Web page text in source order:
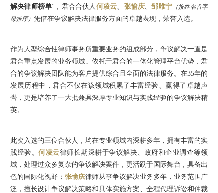
解决律师榜单”，君合合伙人 何凌云、 张愉庆、邹唯宁 （按姓名首字
母排序） 凭借在争议解决法律服务方面的卓越表现，荣誉入选。
作为大型综合性律师事务所重要业务的组成部分，争议解决一直是
君合重点发展的业务领域。依托于君合的一体化管理平台优势，君
合的争议解决团队能为客户提供综合且全面的法律服务。在35年的
发展历程中，君合不仅在该领域积累了丰富经验、赢得了卓越声
誉，更是培养了一大批兼具深厚专业知识与实践经验的争议解决精
英。
此次入选的三位合伙人，均在专业领域内深耕多年，拥有丰富的实
践经验。何凌云律师长期深耕于争议解决、政府和企业调查等领
域，处理过众多复杂的争议解决案件，更活跃于国际舞台，具备出
色的国际化视野； 张愉庆律师从事争议解决业务多年，业务范围广
泛，擅长设计争议解决策略和具体实施方案、全程代理诉讼和仲裁